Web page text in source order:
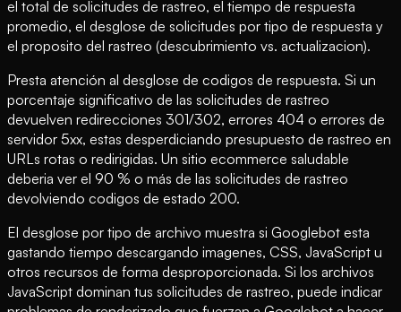
el total de solicitudes de rastreo, el tiempo de respuesta
promedio, el desglose de solicitudes por tipo de respuesta y
el proposito del rastreo (descubrimiento vs. actualizacion).
Presta atención al desglose de codigos de respuesta. Si un
porcentaje significativo de las solicitudes de rastreo
devuelven redirecciones 301/302, errores 404 o errores de
servidor 5xx, estas desperdiciando presupuesto de rastreo en
URLs rotas o redirigidas. Un sitio ecommerce saludable
deberia ver el 90 % o más de las solicitudes de rastreo
devolviendo codigos de estado 200.
El desglose por tipo de archivo muestra si Googlebot esta
gastando tiempo descargando imagenes, CSS, JavaScript u
otros recursos de forma desproporcionada. Si los archivos
JavaScript dominan tus solicitudes de rastreo, puede indicar